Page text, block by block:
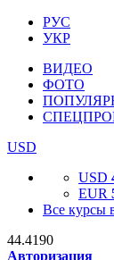
РУС
УКР
ВИДЕО
ФОТО
USD
USD
EUR
Все курсы
44.4190
Авторизация